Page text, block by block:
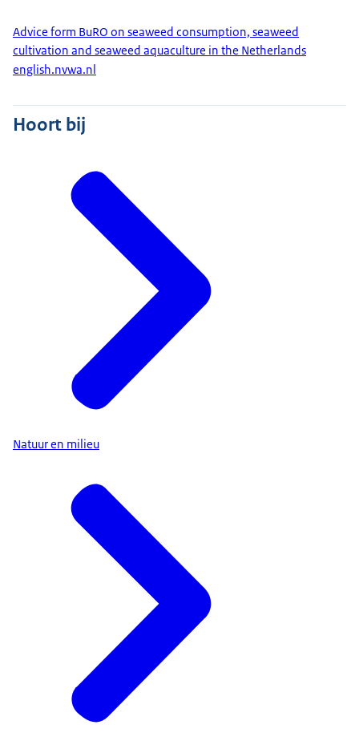
Advice form BuRO on seaweed consumption, seaweed
cultivation and seaweed aquaculture in the Netherlands
english.nvwa.nl
Hoort bij
Natuur en milieu